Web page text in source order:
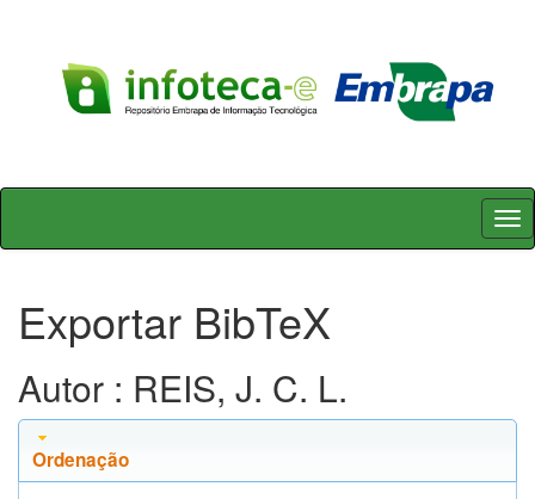
Skip
Exportar BibTeX
Autor : REIS, J. C. L.
Ordenação